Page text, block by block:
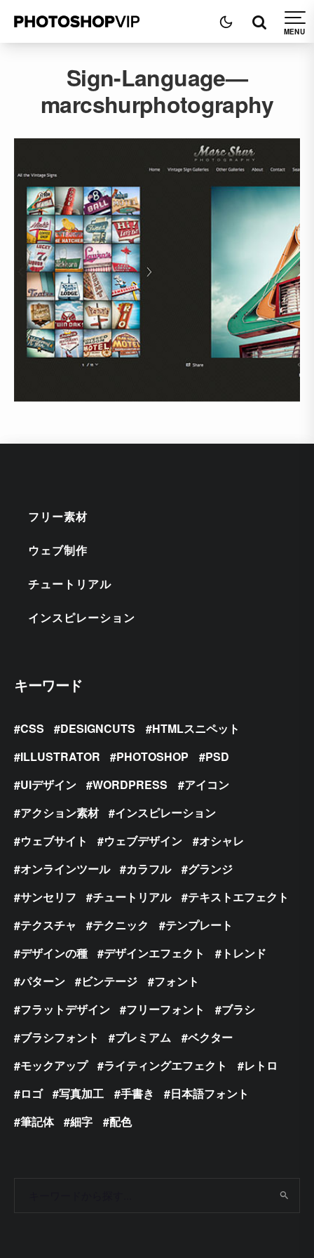
Sign-Language—
marcshurphotography
フリー素材
ウェブ制作
チュートリアル
インスピレーション
キーワード
CSS DESIGNCUTS
HTMLスニペット
ILLUSTRATOR
PHOTOSHOP
PSD
UIデザイン
WORDPRESS
アイコン
アクション素材
インスピレーション
ウェブサイト
ウェブデザイン
オシャレ
オンラインツール
カラフル
グランジ
サンセリフ
チュートリアル
テキストエフェクト
テクスチャ
テクニック
テンプレート
デザインの種
デザインエフェクト
トレンド
パターン
ビンテージ
フォント
フラットデザイン
フリーフォント
ブラシ
ブラシフォント
プレミアム
ベクター
モックアップ
ライティングエフェクト
レトロ
ロゴ
写真加工 手書き
日本語フォント
筆記体
細字 配色